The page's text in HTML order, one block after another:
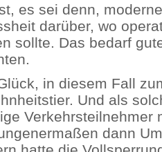
es sei denn,
darüber, wo
sollte. Das bedarf
in diesem Fall
Und als
Verkehrsteilnehmer
dann